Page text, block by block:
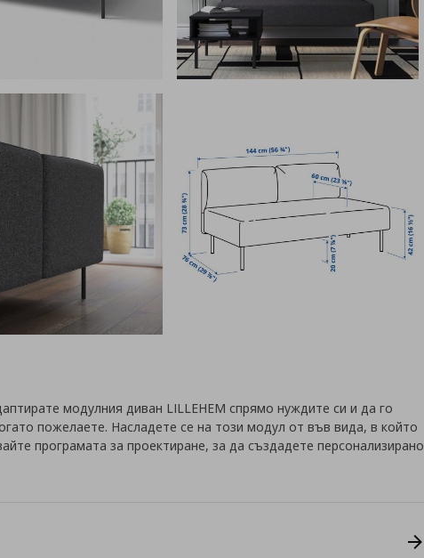
модулния диван LILLEHEM спрямо нуждите си и да го
пожелаете. Насладете се на този модул от във вида, в който
програмата за проектиране, за да създадете персонализирано